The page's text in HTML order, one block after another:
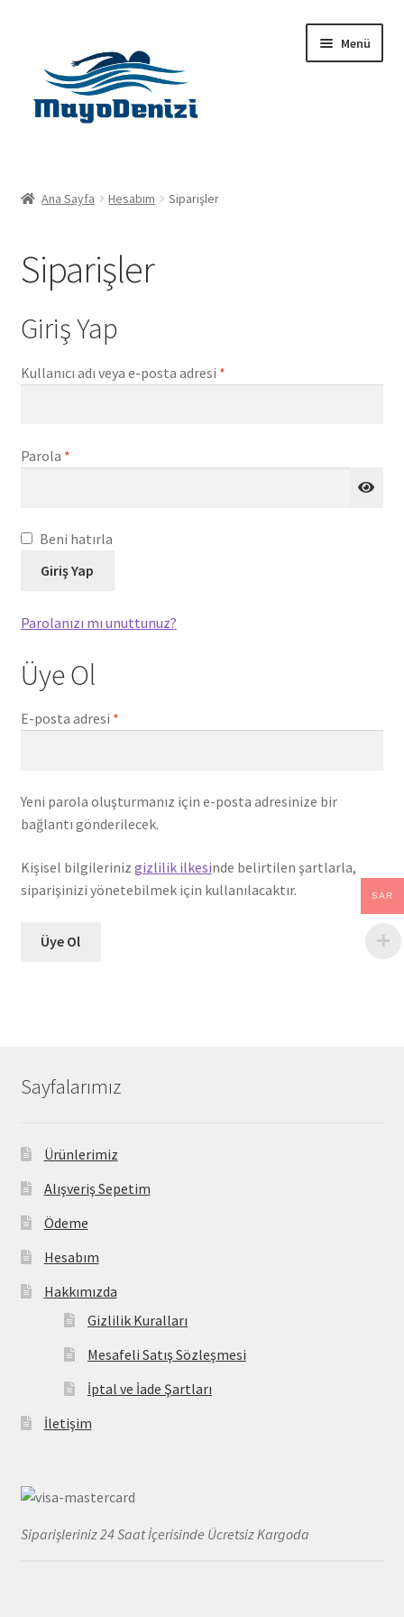
Menü
Hakkımızda
İletişim
Ana Sayfa Hesabım Siparişler
Siparişler
Giriş Yap
Kullanıcı adı veya e-posta adresi *Gerekli
Parola *Gerekli
Beni hatırla
Giriş Yap
Parolanızı mı unuttunuz?
Üye Ol
E-posta adresi *Gerekli
Yeni parola oluşturmanız için e-posta adresinize bir
bağlantı gönderilecek.
Kişisel bilgileriniz gizlilik ilkesinde belirtilen şartlarla,
siparişinizi yönetebilmek için kullanılacaktır.
Üye Ol
Sayfalarımız
Ürünlerimiz
Alışveriş Sepetim
Ödeme
Hesabım
Hakkımızda
Gizlilik Kuralları
Mesafeli Satış Sözleşmesi
İptal ve İade Şartları
İletişim
Siparişleriniz 24 Saat İçerisinde Ücretsiz Kargoda
SAR